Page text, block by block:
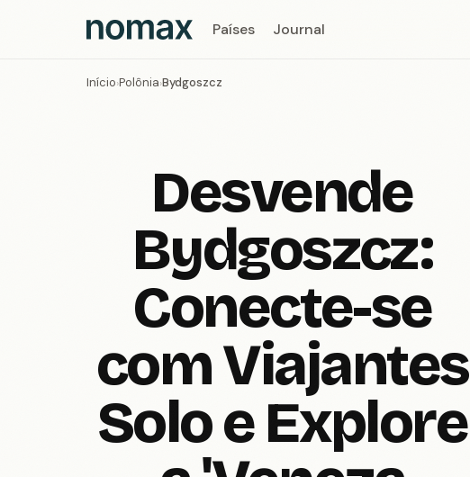
Países Journal
Início›Polônia›Bydgoszcz
Desvende
Bydgoszcz:
Conecte-se
com Viajantes
Solo e Explore